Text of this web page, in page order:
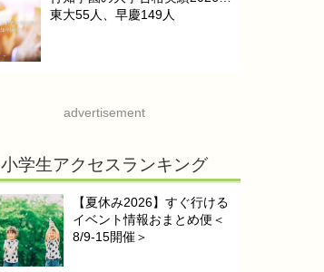
東大55人、早慶149人
advertisement
小学生アクセスランキング
【夏休み2026】すぐ行ける
イベント情報おまとめ便＜
8/9-15開催＞